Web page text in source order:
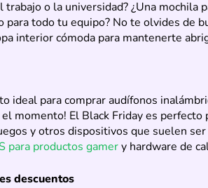
trabajo o la universidad? ¿Una mochila
para todo tu equipo? No te olvides de
interior cómoda para mantenerte
ideal para comprar audífonos
el momento! El Black Friday es perfecto
y otros dispositivos que suelen ser
para productos gamer y hardware de
descuentos